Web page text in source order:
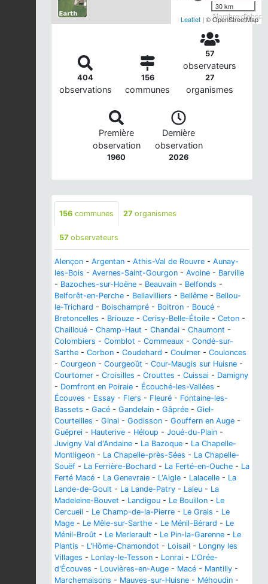
Nombre
30 km
Leaflet | © OpenStreetMap
404
observations
156
communes
57
observateurs
27
organismes
Première
observation
1960
Dernière
observation
2026
156 communes 27 organismes
57 observateurs
Alençon - Argentan - Athis-Val de Rouvre - Aunay-
les-Bois - Avernes-Saint-Gourgon - Avoine - Barville
- Bazoches-sur-Hoëne - Beauvain - Belfonds -
Belforêt-en-Perche - Bellavilliers - Bellême - Bellou-
le-Trichard - Boischampré - Boitron - Boucé -
Bretoncelles - Briouze - Cerisy-Belle-Étoile - Ceton -
Chailloué - Champ-Haut - Chandai - Chaumont -
Colombiers - Comblot - Commeaux - Condé-sur-
Sarthe - Corbon - Coudehard - Coulmer - Coulonces
- Courgeon - Courgeoût - Cour-Maugis sur Huisne -
Courtomer - Croisilles - Crouttes - Cuissai - Damigny
- Domfront en Poiraie - Écouché-les-Vallées -
Écouves - Essay - Flers - Fleuré - Fontaine-les-
Bassets - Gacé - Gandelain - Gâprée - Giel-
Courteilles - Ginai - Godisson - Gouffern en Auge -
Guêprei - Hauterive - Héloup - Joué-du-Plain -
Juvigny Val d'Andaine - La Bazoque - La Chapelle-
Montligeon - La Chapelle-près-Sées - La Chapelle-
Souëf - La Ferrière-Bochard - La Ferté-en-Ouche - La
Ferté Macé - La Genevraie - L'Aigle - Lalacelle - La
Lande-de-Goult - La Lande-Patry - Laleu - La
Madeleine-Bouvet - Landigou - Le Bouillon - Le
Cercueil - Le Champ-de-la-Pierre - Le Grais - Le
Mage - Le Mêle-sur-Sarthe - Le Ménil-Bérard - Le
Ménil-Broût - Le Merlerault - Le Pin-la-Garenne - Le
Plantis - L'Hôme-Chamondot - Loisail - Longny les
Villages - Lonlay-le-Tesson - Lonrai - L'Orée-
d'Écouves - Louvières-en-Auge - Macé - Mantilly -
Marchemaisons - Mauves-sur-Huisne - Méhoudin -